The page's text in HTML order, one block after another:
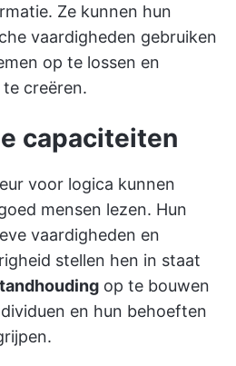
Ze kunnen hun
vaardigheden gebruiken
op te lossen en
creëren.
capaciteiten
voor logica kunnen
mensen lezen. Hun
vaardigheden en
stellen hen in staat
op te bouwen
en hun behoeften